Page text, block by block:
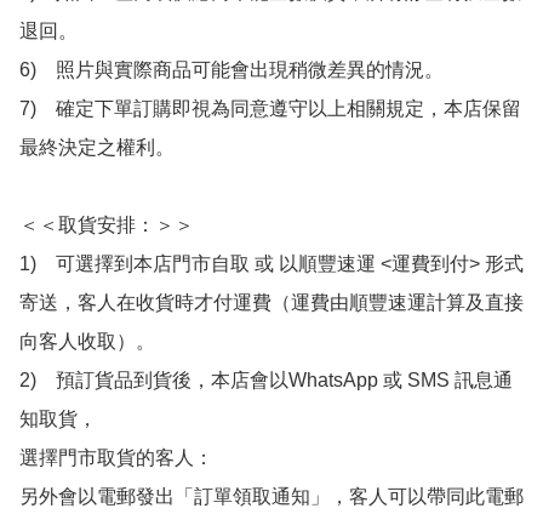
退回。
6)　照片與實際商品可能會出現稍微差異的情況。
7)　確定下單訂購即視為同意遵守以上相關規定，本店保留
最終決定之權利。
＜＜取貨安排：＞＞
1)　可選擇到本店門市自取 或 以順豐速運 <運費到付> 形式
寄送，客人在收貨時才付運費（運費由順豐速運計算及直接
向客人收取）。
2)　預訂貨品到貨後，本店會以WhatsApp 或 SMS 訊息通
知取貨，
選擇門市取貨的客人：
另外會以電郵發出「訂單領取通知」，客人可以帶同此電郵